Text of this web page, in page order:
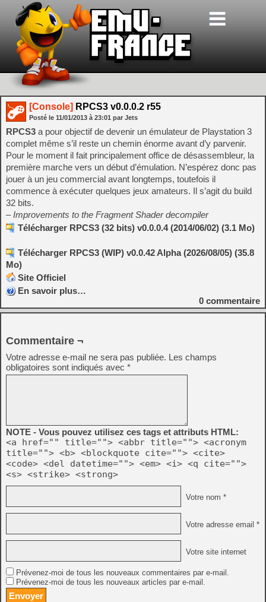
[Console] RPCS3 v0.0.0.2 r55
Posté le 11/01/2013 à 23:01 par Jets
RPCS3 a pour objectif de devenir un émulateur de Playstation 3
complet même s’il reste un chemin énorme avant d’y parvenir.
Pour le moment il fait principalement office de désassembleur, la
première marche vers un début d’émulation. N’espérez donc pas
jouer à un jeu commercial avant longtemps, toutefois il
commence à exécuter quelques jeux amateurs. Il s’agit du build
32 bits.
– Improvements to the Fragment Shader decompiler
Télécharger RPCS3 (32 bits) v0.0.0.4 (2014/06/02) (3.1 Mo)
Télécharger RPCS3 (WIP) v0.0.42 Alpha (2026/08/05) (35.8
Mo)
Site Officiel
En savoir plus…
0 commentaire
Commentaire ¬
Votre adresse e-mail ne sera pas publiée. Les champs
obligatoires sont indiqués avec *
NOTE - Vous pouvez utilisez ces tags et attributs HTML:
<a href="" title=""> <abbr title=""> <acronym
title=""> <b> <blockquote cite=""> <cite>
<code> <del datetime=""> <em> <i> <q cite="">
<s> <strike> <strong>
Votre nom *
Votre adresse email *
Votre site internet
Prévenez-moi de tous les nouveaux commentaires par e-mail.
Prévenez-moi de tous les nouveaux articles par e-mail.